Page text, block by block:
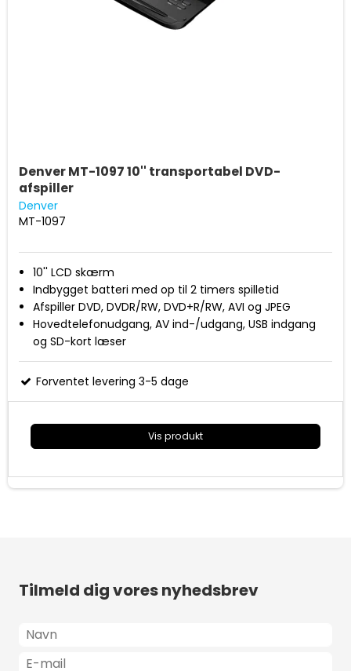
Denver MT-1097 10'' transportabel DVD-
afspiller
Denver
MT-1097
10'' LCD skærm
Indbygget batteri med op til 2 timers spilletid
Afspiller DVD, DVDR/RW, DVD+R/RW, AVI og JPEG
Hovedtelefonudgang, AV ind-/udgang, USB indgang
og SD-kort læser
Fjernbetjening, 12 volt billader, 230 volt adaptor,
transporttaske og monteringsbeslag til bil medfølger
Forventet levering 3-5 dage
Vis produkt
Tilmeld dig vores nyhedsbrev